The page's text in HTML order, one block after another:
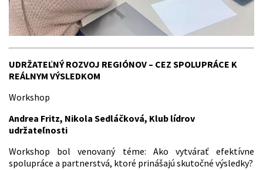
UDRŽATEĽNÝ ROZVOJ REGIÓNOV – CEZ SPOLUPRÁCE K
REÁLNYM VÝSLEDKOM
Workshop
Andrea Fritz, Nikola Sedláčková, Klub lídrov
udržateľnosti
Workshop bol venovaný téme: Ako vytvárať efektívne
spolupráce a partnerstvá, ktoré prinášajú skutočné výsledky?